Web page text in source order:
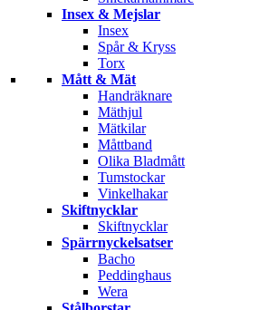
Insex & Mejslar
Insex
Spår & Kryss
Torx
Mått & Mät
Handräknare
Mäthjul
Mätkilar
Måttband
Olika Bladmått
Tumstockar
Vinkelhakar
Skiftnycklar
Skiftnycklar
Spärrnyckelsatser
Bacho
Peddinghaus
Wera